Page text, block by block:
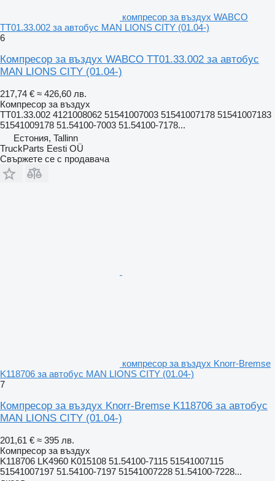
компресор за въздух WABCO
TT01.33.002 за автобус MAN LIONS CITY (01.04-)
6
Компресор за въздух WABCO TT01.33.002 за автобус
MAN LIONS CITY (01.04-)
217,74 € ≈ 426,60 лв.
Компресор за въздух
TT01.33.002 4121008062 51541007003 51541007178 51541007183
51541009178 51.54100-7003 51.54100-7178...
Естония, Tallinn
TruckParts Eesti OÜ
Свържете се с продавача
компресор за въздух Knorr-Bremse
K118706 за автобус MAN LIONS CITY (01.04-)
7
Компресор за въздух Knorr-Bremse K118706 за автобус
MAN LIONS CITY (01.04-)
201,61 € ≈ 395 лв.
Компресор за въздух
K118706 LK4960 K015108 51.54100-7115 51541007115
51541007197 51.54100-7197 51541007228 51.54100-7228...